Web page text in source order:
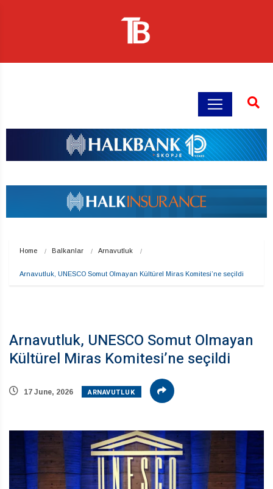
Home Balkanlar Arnavutluk
Arnavutluk, UNESCO Somut Olmayan Kültürel Miras Komitesi’ne seçildi
Arnavutluk, UNESCO Somut Olmayan
Kültürel Miras Komitesi’ne seçildi
17 June, 2026 ARNAVUTLUK